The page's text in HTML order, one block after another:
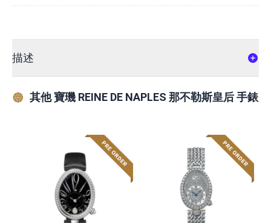
描述
其他 寶璣 REINE DE NAPLES 那不勒斯皇后 手錶